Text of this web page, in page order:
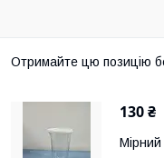
Отримайте цю позицію
130 ₴